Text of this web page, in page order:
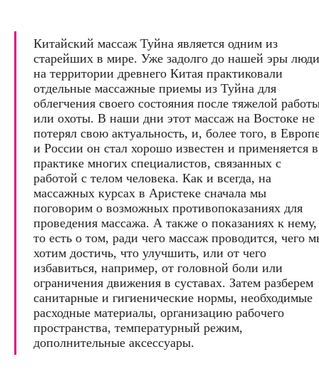
Китайский массаж Туйна является одним из
старейших в мире. Уже задолго до нашей эры люди
на территории древнего Китая практиковали
отдельные массажные приемы из Туйна для
облегчения своего состояния после тяжелой
или охоты. В наши дни этот массаж на Востоке не
потерял свою актуальность, и, более того, в
и России он стал хорошо известен и применяется в
практике многих специалистов, связанных с
работой с телом человека. Как и всегда, на
массажных курсах в Аристеке сначала мы
поговорим о возможных противопоказаниях для
проведения массажа. А также о показаниях к нему,
то есть о том, ради чего массаж проводится, чего
хотим достичь, что улучшить, или от чего
избавиться, например, от головной боли или
ограничения движения в суставах. Затем разберем
санитарные и гигиенические нормы, необходимые
расходные материалы, организацию рабочего
пространства, температурный режим,
дополнительные аксессуары.